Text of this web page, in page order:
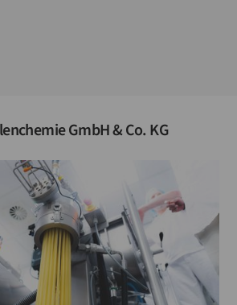
GmbH & Co. KG